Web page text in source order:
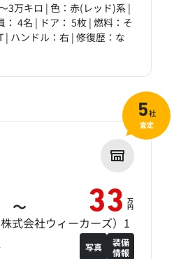
3万キロ | 色：赤(レッド)系 |
4名 | ドア： 5枚 | 燃料：そ
| ハンドル：右 | 修復歴：な
～ 33 万
円
式会社ウィーカーズ）1
写真
装備
情報
5社
査定